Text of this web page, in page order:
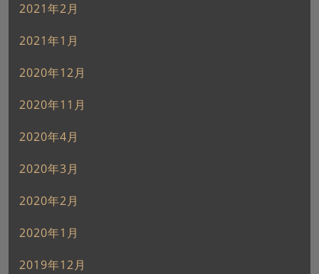
2021年2月
2021年1月
2020年12月
2020年11月
2020年4月
2020年3月
2020年2月
2020年1月
2019年12月